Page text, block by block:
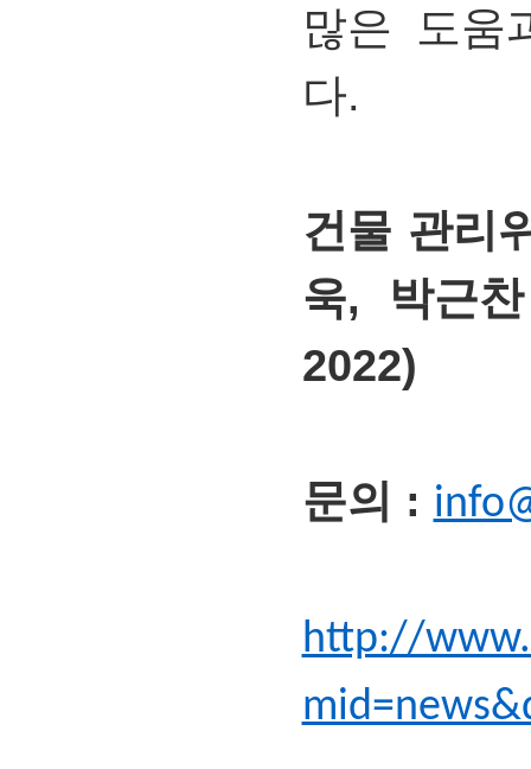
많은
도움
다.
건물 관리
욱, 박근찬
2022)
문의 :
http://